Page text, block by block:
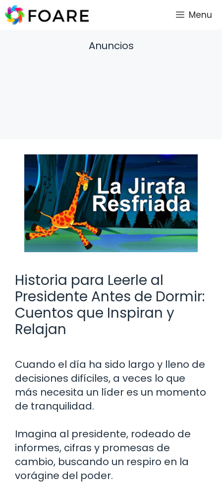
Saltar
al
Menu
Anuncios
Historia para Leerle al
Presidente Antes de Dormir:
Cuentos que Inspiran y
Relajan
Cuando el día ha sido largo y lleno de
decisiones difíciles, a veces lo que
más necesita un líder es un momento
de tranquilidad.
Imagina al presidente, rodeado de
informes, cifras y promesas de
cambio, buscando un respiro en la
vorágine del poder.